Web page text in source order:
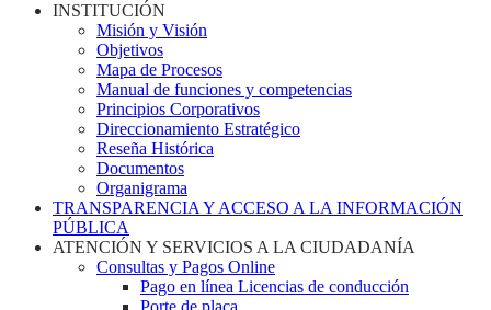
INSTITUCIÓN
Misión y Visión
Objetivos
Mapa de Procesos
Manual de funciones y competencias
Principios Corporativos
Direccionamiento Estratégico
Reseña Histórica
Documentos
Organigrama
TRANSPARENCIA Y ACCESO A LA INFORMACIÓN
PÚBLICA
ATENCIÓN Y SERVICIOS A LA CIUDADANÍA
Consultas y Pagos Online
Pago en línea Licencias de conducción
Porte de placa